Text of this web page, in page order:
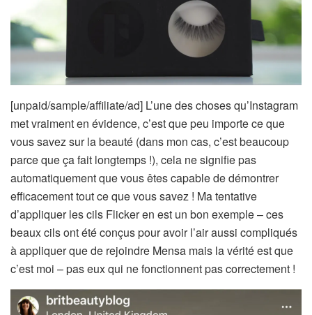
[unpaid/sample/affiliate/ad] L’une des choses qu’Instagram
met vraiment en évidence, c’est que peu importe ce que
vous savez sur la beauté (dans mon cas, c’est beaucoup
parce que ça fait longtemps !), cela ne signifie pas
automatiquement que vous êtes capable de démontrer
efficacement tout ce que vous savez ! Ma tentative
d’appliquer les cils Flicker en est un bon exemple – ces
beaux cils ont été conçus pour avoir l’air aussi compliqués
à appliquer que de rejoindre Mensa mais la vérité est que
c’est moi – pas eux qui ne fonctionnent pas correctement !